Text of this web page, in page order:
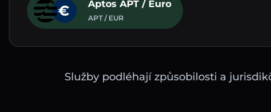
Aptos APT / Euro
APT / EUR
Služby podléhají způsobilosti a